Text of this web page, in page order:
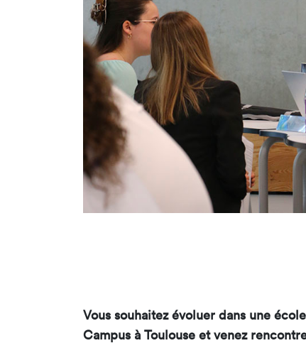
Vous souhaitez évoluer dans une
Campus à Toulouse et venez